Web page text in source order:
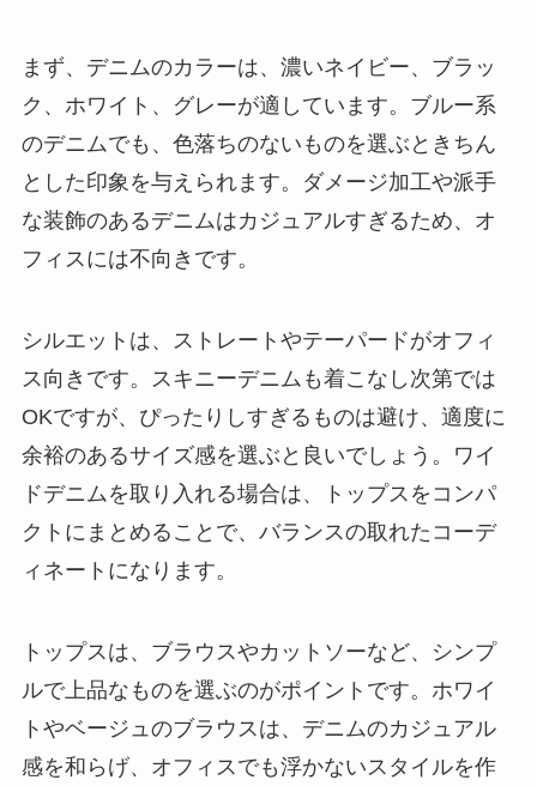
まず、デニムのカラーは、濃いネイビー、ブラッ
ク、ホワイト、グレーが適しています。ブルー系
のデニムでも、色落ちのないものを選ぶときちん
とした印象を与えられます。ダメージ加工や派手
な装飾のあるデニムはカジュアルすぎるため、オ
フィスには不向きです。
シルエットは、ストレートやテーパードがオフィ
ス向きです。スキニーデニムも着こなし次第では
OKですが、ぴったりしすぎるものは避け、適度に
余裕のあるサイズ感を選ぶと良いでしょう。ワイ
ドデニムを取り入れる場合は、トップスをコンパ
クトにまとめることで、バランスの取れたコーデ
ィネートになります。
トップスは、ブラウスやカットソーなど、シンプ
ルで上品なものを選ぶのがポイントです。ホワイ
トやベージュのブラウスは、デニムのカジュアル
感を和らげ、オフィスでも浮かないスタイルを作